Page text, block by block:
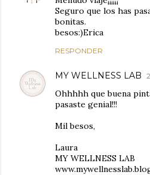
Seguro que los has
bonitas.
besos:)Erica
RESPONDER
MY WELLNESS LAB
Ohhhhh que buena
pasaste genial!!!
Mil besos,
Laura
MY WELLNESS LAB